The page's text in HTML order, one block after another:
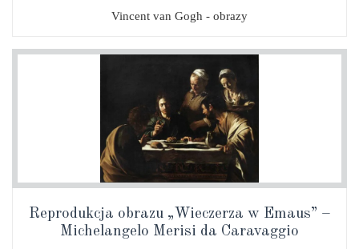
Vincent van Gogh - obrazy
Reprodukcja obrazu „Wieczerza w Emaus” –
Michelangelo Merisi da Caravaggio